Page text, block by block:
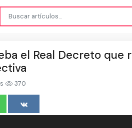
el Real Decreto
370